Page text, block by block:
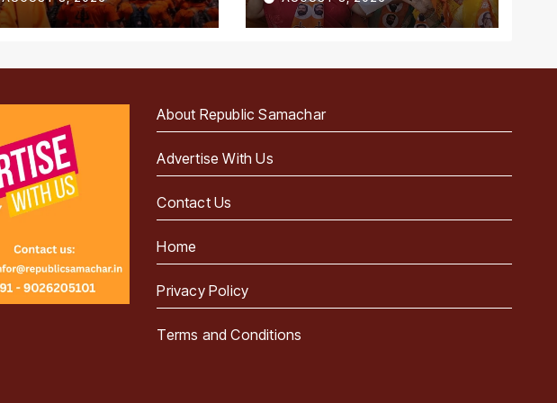
About Republic Samachar
Advertise With Us
Contact Us
Home
Privacy Policy
Terms and Conditions